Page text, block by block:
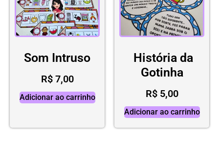
Som Intruso
R$7,00
Adicionar ao carrinho
História da
Gotinha
R$5,00
Adicionar ao carrinho